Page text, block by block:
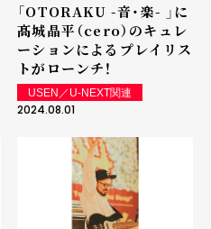
「OTORAKU -音・楽- 」に
髙城晶平（cero）のキュレ
ーションによるプレイリス
トがローンチ！
USEN／U-NEXT関連
2024.08.01